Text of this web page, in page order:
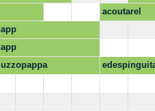
acoutarel